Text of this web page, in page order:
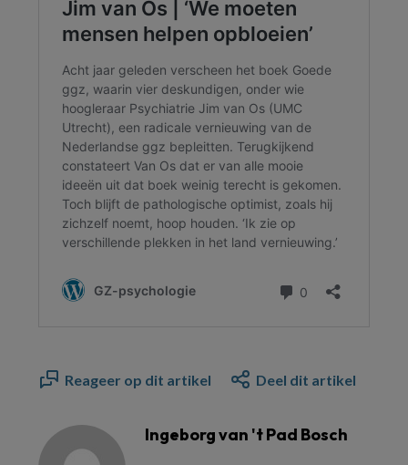
Reageer op dit artikel Deel dit artikel
Ingeborg van 't Pad Bosch